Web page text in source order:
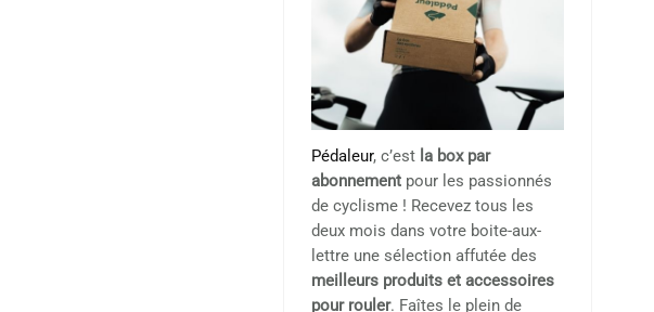
Pédaleur, c’est la box par
abonnement pour les passionnés
de cyclisme ! Recevez tous les
deux mois dans votre boite-aux-
lettre une sélection affutée des
meilleurs produits et accessoires
pour rouler. Faîtes le plein de